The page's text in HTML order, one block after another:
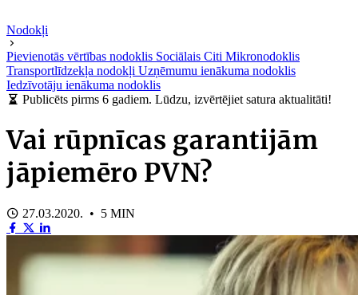
Nodokļi
Pievienotās vērtības nodoklis Sociālais Citi Mikronodoklis
Transportlīdzekļa nodokļi Uzņēmumu ienākuma nodoklis
Iedzīvotāju ienākuma nodoklis
Publicēts pirms 6 gadiem. Lūdzu, izvērtējiet satura aktualitāti!
Vai rūpnīcas garantijām
jāpiemēro PVN?
27.03.2020. • 5 MIN